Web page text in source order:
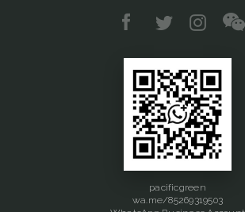
pacificgreen
wa.me/85269319503